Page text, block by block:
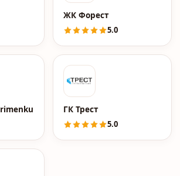
ЖК Форест
5.0
ГК Трест
5.0